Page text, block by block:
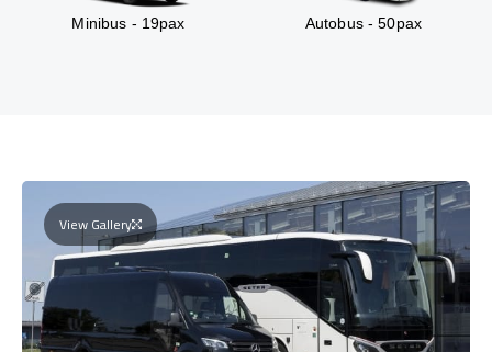
Minibus - 19pax Autobus - 50pax
View Gallery